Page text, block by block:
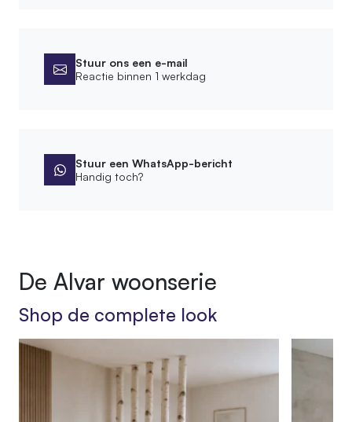
Montage
Vrijstaand
SKU
020.PP.04.165
EAN
7442955036087
Stuur ons een e-mail
Reactie binnen 1 werkdag
Stuur een WhatsApp-bericht
Handig toch?
De Alvar woonserie
Shop de complete look